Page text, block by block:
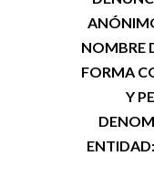
NOMBRE
FORMA
Y